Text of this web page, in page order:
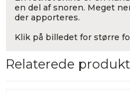
en del af snoren. Meget
der apporteres.
Klik på billedet for større
Relaterede